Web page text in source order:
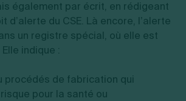
également par écrit, en rédigeant
d’alerte du CSE. Là encore, l’alerte
un registre spécial, où elle est
indique :
procédés de fabrication qui
pour la santé ou